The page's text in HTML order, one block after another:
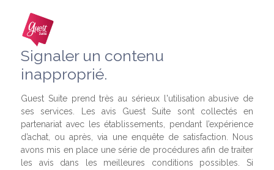
Signaler un contenu
inapproprié.
Guest Suite prend très au sérieux l'utilisation abusive de
ses services. Les avis Guest Suite sont collectés en
partenariat avec les établissements, pendant l’expérience
d’achat, ou après, via une enquête de satisfaction. Nous
avons mis en place une série de procédures afin de traiter
les avis dans les meilleures conditions possibles. Si